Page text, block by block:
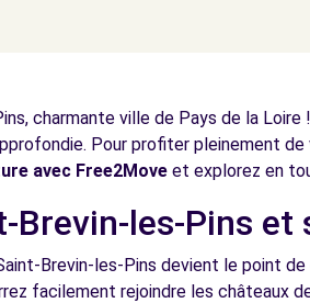
charmante ville de Pays de la
Pour profiter pleinement
avec Free2Move et explorez en
Brevin-les-Pins
Brevin-les-Pins devient le point
facilement rejoindre les châteaux